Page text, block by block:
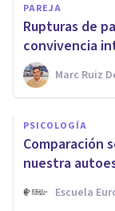
PAREJA
Rupturas de
convivencia
Marc Ruiz
PSICOLOGÍA
Comparación
nuestra
Escuela